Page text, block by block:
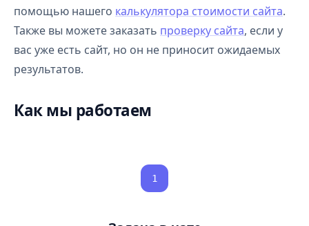
помощью нашего калькулятора стоимости сайта.
Также вы можете заказать проверку сайта, если у
вас уже есть сайт, но он не приносит ожидаемых
результатов.
Как мы работаем
1